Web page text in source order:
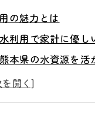
の魅力とは
利用で家計に優し
本県の水資源を活
で実現する環境負
エネ効果と家族の